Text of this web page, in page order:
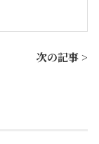
次の記事 >